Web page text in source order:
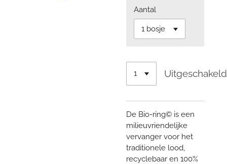
Aantal
Uitgeschakeld
De Bio-ring© is een
milieuvriendelijke
vervanger voor het
traditionele lood,
recyclebaar en 100%